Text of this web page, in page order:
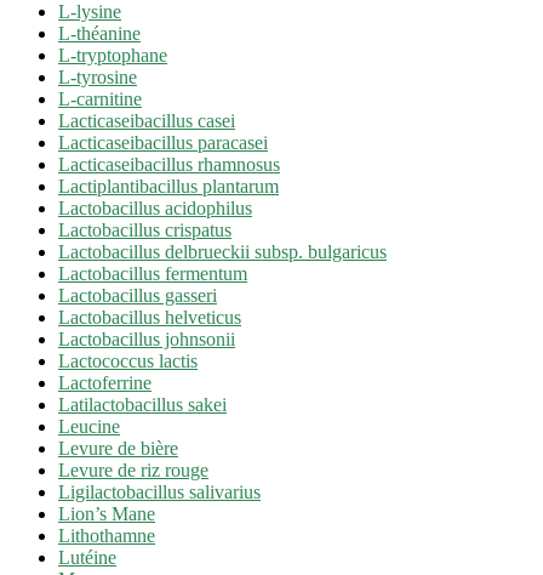
L-lysine
L-théanine
L-tryptophane
L-tyrosine
L-carnitine
Lacticaseibacillus casei
Lacticaseibacillus paracasei
Lacticaseibacillus rhamnosus
Lactiplantibacillus plantarum
Lactobacillus acidophilus
Lactobacillus crispatus
Lactobacillus delbrueckii subsp. bulgaricus
Lactobacillus fermentum
Lactobacillus gasseri
Lactobacillus helveticus
Lactobacillus johnsonii
Lactococcus lactis
Lactoferrine
Latilactobacillus sakei
Leucine
Levure de bière
Levure de riz rouge
Ligilactobacillus salivarius
Lion’s Mane
Lithothamne
Lutéine